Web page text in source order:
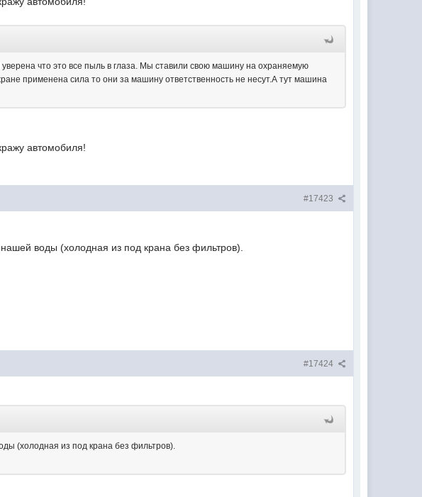
что это все пыль в глаза. Мы ставили свою машину на охраняемую
применена сила то они за машину ответственность не несут.А тут машина
автомобиля!
#17423
воды (холодная из под крана без фильтров).
#17424
(холодная из под крана без фильтров).